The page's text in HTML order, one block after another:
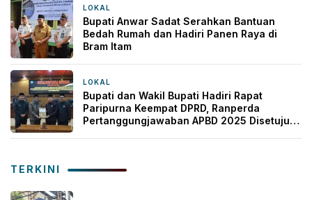
LOKAL
Bupati Anwar Sadat Serahkan Bantuan
Bedah Rumah dan Hadiri Panen Raya di
Bram Itam
LOKAL
Bupati dan Wakil Bupati Hadiri Rapat
Paripurna Keempat DPRD, Ranperda
Pertanggungjawaban APBD 2025 Disetujui
TERKINI